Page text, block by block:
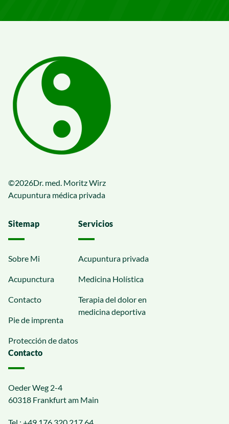
©2026Dr. med. Moritz Wirz
Acupuntura médica privada
Sitemap
Sobre Mi
Acupunctura
Contacto
Pie de imprenta
Protección de datos
Servicios
Acupuntura privada
Medicina Holística
Terapia del dolor en
medicina deportiva
Contacto
Oeder Weg 2-4
60318 Frankfurt am Main